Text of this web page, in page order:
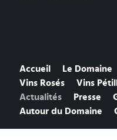
Accueil Le Domaine
Vins Rosés
Vins
Actualités
Presse
Autour du Domaine